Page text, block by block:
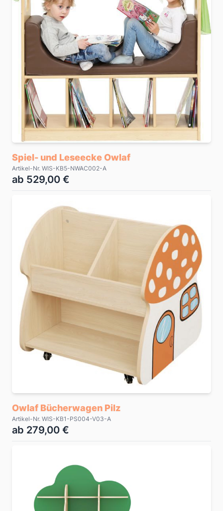
Spiel- und Leseecke Owlaf
Artikel-Nr. WIS-KB5-NWAC002-A
ab 529,00 €
Owlaf Bücherwagen Pilz
Artikel-Nr. WIS-KB1-PS004-V03-A
ab 279,00 €